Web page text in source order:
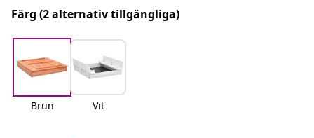
Färg (2 alternativ tillgängliga)
Brun Vit